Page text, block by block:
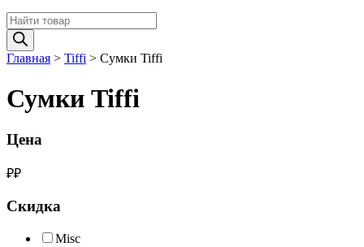
Поиск
товаров
Главная > Tiffi > Сумки Tiffi
Сумки Tiffi
Цена
₽₽
Скидка
Misc